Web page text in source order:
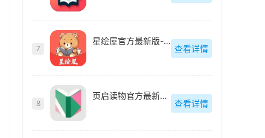
7
星绘屋官方最新版-v1.0.0
查看详情
8
页启读物官方最新版-v1.0.0
查看详情